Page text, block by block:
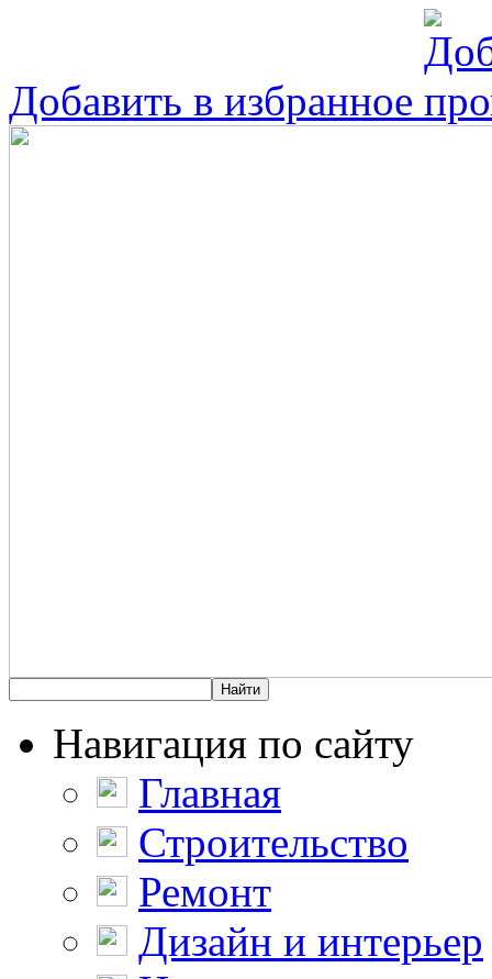
Добавить в избранное
Навигация по сайту
Главная
Строительство
Ремонт
Дизайн и интерьер